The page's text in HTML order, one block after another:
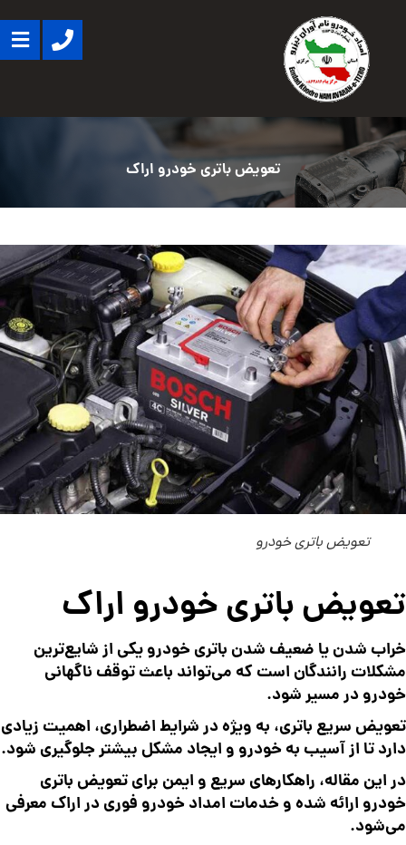
تعویض باتری خودرو اراک
تعویض باتری خودرو
تعویض باتری خودرو اراک
خراب شدن یا ضعیف شدن باتری خودرو یکی از شایع‌ترین
مشکلات رانندگان است که می‌تواند باعث توقف ناگهانی
خودرو در مسیر شود.
تعویض سریع باتری، به ویژه در شرایط اضطراری، اهمیت زیادی
دارد تا از آسیب به خودرو و ایجاد مشکل بیشتر جلوگیری شود.
در این مقاله، راهکارهای سریع و ایمن برای تعویض باتری
خودرو ارائه شده و خدمات امداد خودرو فوری در اراک معرفی
می‌شود.